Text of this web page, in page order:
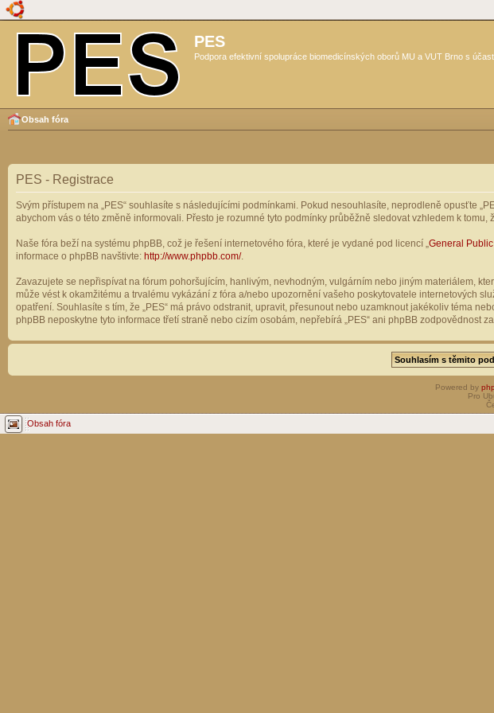
PES
Podpora efektivní spolupráce biomedicínských oborů MU a VUT Brno s
Obsah fóra
PES - Registrace
Svým přístupem na „PES“ souhlasíte s následujícími podmínkami. Pokud nesouhlasíte, neprodleně opusťte
abychom vás o této změně informovali. Přesto je rozumné tyto podmínky průběžně sledovat vzhledem k tomu,
Naše fóra beží na systému phpBB, což je řešení internetového fóra, které je vydané pod licencí „ General
informace o phpBB navštivte: http://www.phpbb.com/.
Zavazujete se nepřispívat na fórum pohoršujícím, hanlivým, nevhodným, vulgárním nebo jiným materiálem,
může vést k okamžitému a trvalému vykázání z fóra a/nebo upozornění vašeho poskytovatele internetových
opatření. Souhlasíte s tím, že „PES“ má právo odstranit, upravit, přesunout nebo uzamknout jakékoliv téma
phpBB neposkytne tyto informace třetí straně nebo cizím osobám, nepřebírá „PES“ ani phpBB zodpovědnost
Powered by
Pro
Obsah fóra